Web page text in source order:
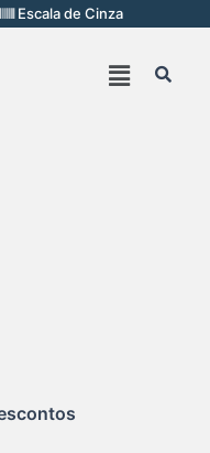
Escala de Cinza